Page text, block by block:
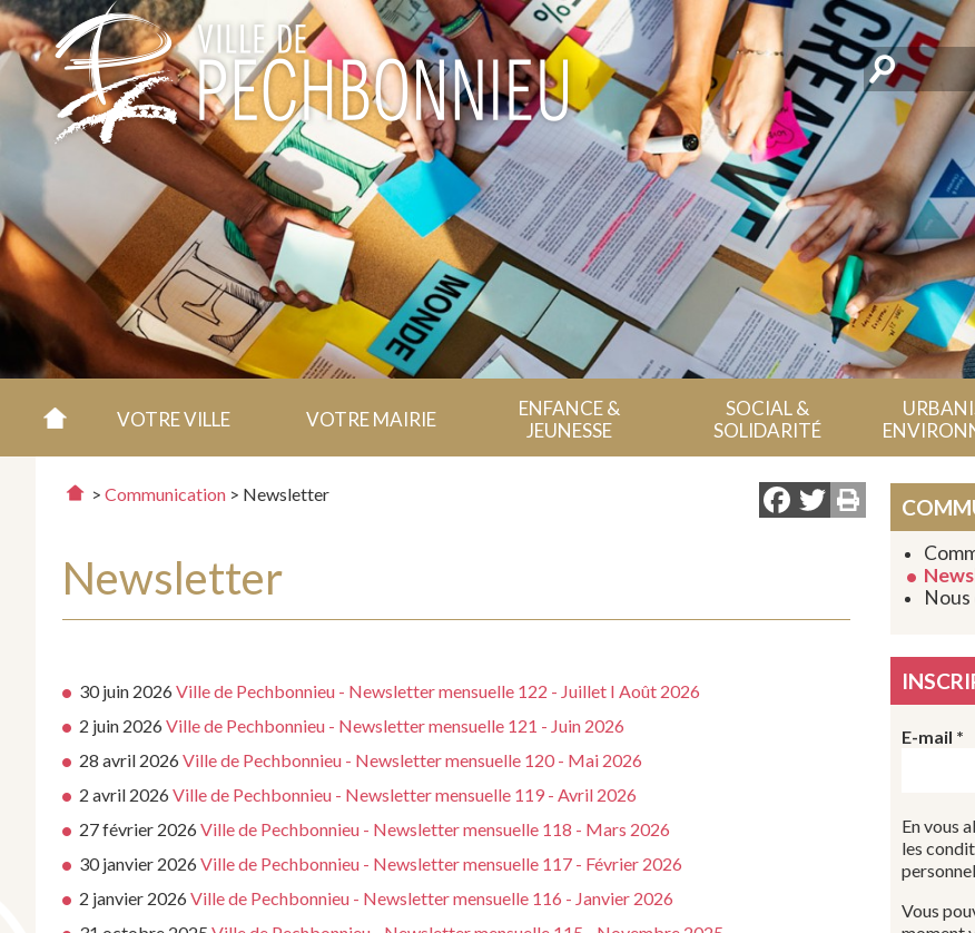
Rechercher
VOTRE VILLE VOTRE MAIRIE
ENFANCE &
JEUNESSE
SOCIAL &
SOLIDARITÉ
> Communication > Newsletter Facebook
Twitter
Newsletter
30 juin 2026Ville de Pechbonnieu - Newsletter mensuelle 122 - Juillet I Août 2026
2 juin 2026Ville de Pechbonnieu - Newsletter mensuelle 121 - Juin 2026
28 avril 2026Ville de Pechbonnieu - Newsletter mensuelle 120 - Mai 2026
2 avril 2026Ville de Pechbonnieu - Newsletter mensuelle 119 - Avril 2026
27 février 2026Ville de Pechbonnieu - Newsletter mensuelle 118 - Mars 2026
30 janvier 2026Ville de Pechbonnieu - Newsletter mensuelle 117 - Février 2026
2 janvier 2026Ville de Pechbonnieu - Newsletter mensuelle 116 - Janvier 2026
E-mail *
En vous
les
Vous